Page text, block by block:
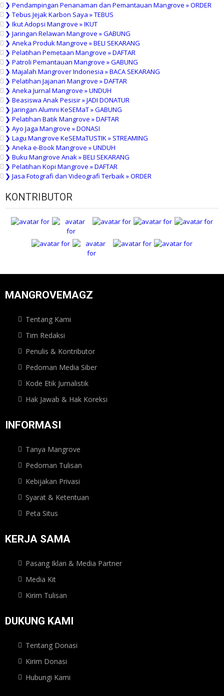
❯ Pendampingan Penanaman dan Pemantauan Mangrove » ORDER
❯ Tebus Jejak Karbon Saya » TEBUS
❯ Ikut Adopsi Mangrove » IKUT
❯ Jaringan Relawan Mangrove » GABUNG
❯ Aneka Produk Mangrove » BELI SEKARANG
❯ Pelatihan Pemetaan Mangrove » DAFTAR
❯ Patroli Pemantauan Mangrove » GABUNG
❯ Majalah Mangrover Indonesia » BACA SEKARANG
❯ Pelatihan Jajanan Mangrove » DAFTAR
❯ Aneka Jurnal Mangrove » UNDUH
❯ Beasiswa Anak Pesisir » JADI DONATUR
❯ Jaringan Alumni KeSEMaT » GABUNG
❯ Pelatihan Batik Mangrove » DAFTAR
❯ Ayo Jaga Mangrove » DONASI
❯ Lagu Mangrove KeSEMaTUSTIK » STREAMING
❯ Aneka e-Book Mangrove » UNDUH
❯ Buku Mangrove Anak » BELI SEKARANG
❯ Pelatihan Kopi Mangrove » DAFTAR
❯ Jasa Fotografi dan Videografi Terbaik » ORDER
KONTRIBUTOR
MANGROVEMAGZ
Tentang Kami
Tim Redaksi
Penulis & Kontributor
Pedoman Media Siber
Kode Etik Jurnalistik
Hak Jawab & Hak Koreksi
INFORMASI
Tanya Mangrove
Pedoman Tulisan
Kebijakan Privasi
Syarat & Ketentuan
Peta Situs
KERJA SAMA
Pasang Iklan & Media Partner
Media Kit
Kirim Tulisan
DUKUNG KAMI
Tentang Donasi
Kirim Donasi
Hubungi Kami